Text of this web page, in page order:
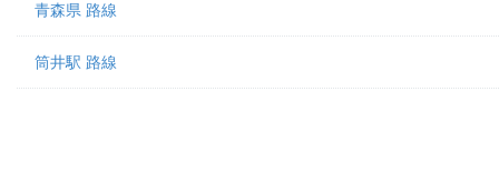
青森県 路線
筒井駅 路線